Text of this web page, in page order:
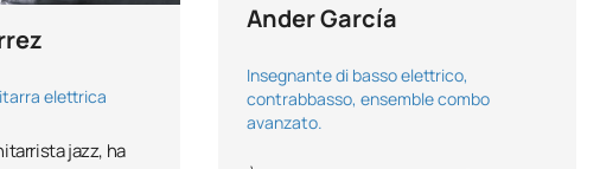
elettrica
jazz, ha
Ander García
Insegnante di basso elettrico,
contrabbasso, ensemble combo
avanzato.